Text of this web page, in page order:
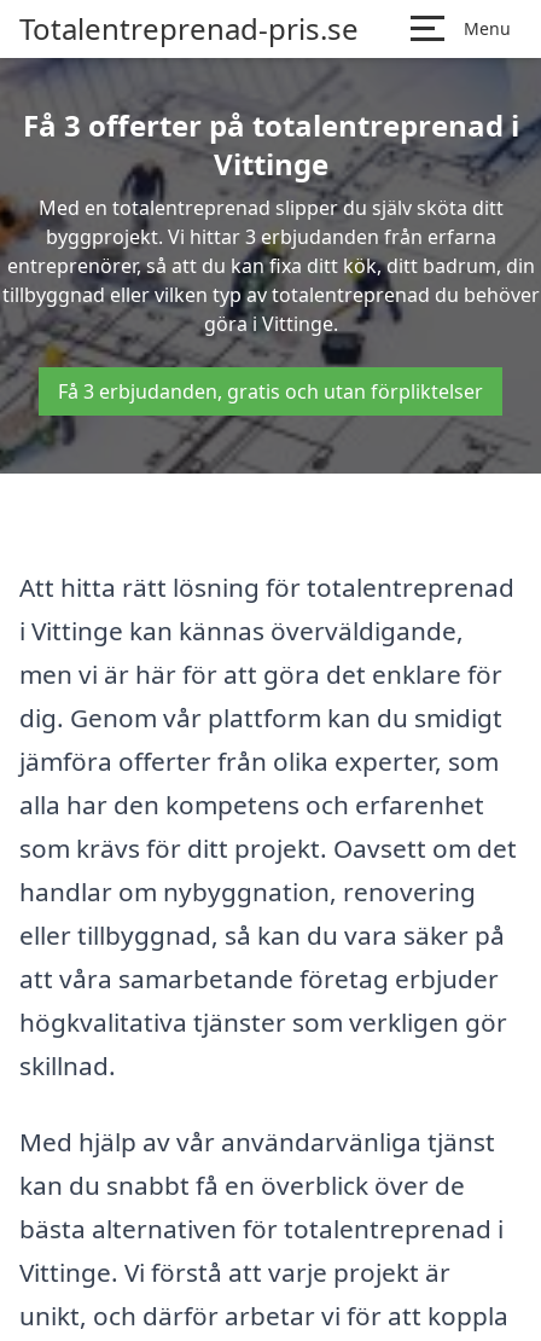
Totalentreprenad-pris.se Menu
Få 3 offerter på totalentreprenad i
Vittinge
Med en totalentreprenad slipper du själv sköta ditt
byggprojekt. Vi hittar 3 erbjudanden från erfarna
entreprenörer, så att du kan fixa ditt kök, ditt badrum, din
tillbyggnad eller vilken typ av totalentreprenad du behöver
göra i Vittinge.
Få 3 erbjudanden, gratis och utan förpliktelser
Att hitta rätt lösning för totalentreprenad
i Vittinge kan kännas överväldigande,
men vi är här för att göra det enklare för
dig. Genom vår plattform kan du smidigt
jämföra offerter från olika experter, som
alla har den kompetens och erfarenhet
som krävs för ditt projekt. Oavsett om det
handlar om nybyggnation, renovering
eller tillbyggnad, så kan du vara säker på
att våra samarbetande företag erbjuder
högkvalitativa tjänster som verkligen gör
skillnad.
Med hjälp av vår användarvänliga tjänst
kan du snabbt få en överblick över de
bästa alternativen för totalentreprenad i
Vittinge. Vi förstå att varje projekt är
unikt, och därför arbetar vi för att koppla